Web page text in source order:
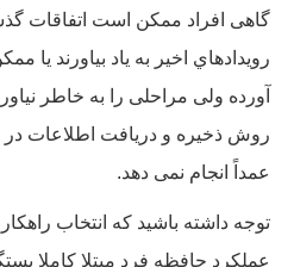
گاهی افراد ممكن است اتفاقات
رويدادهاي اخير به ياد بياورند يا
آورده ولی مراحلی را به خاطر
روش ذخيره و دريافت اطلاعات در
عمداً انجام نمی دهد.
توجه داشته باشید که انتخاب
عملکرد حافظه فرد مبتلا کاملا